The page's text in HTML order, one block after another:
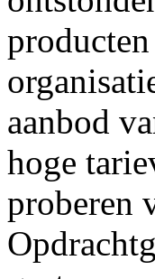
aanbod
hoge
proberen